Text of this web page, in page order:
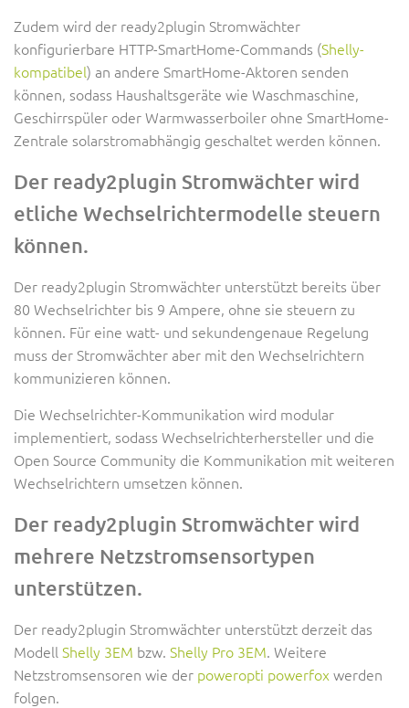
Zudem wird der ready2plugin Stromwächter
konfigurierbare HTTP-SmartHome-Commands (Shelly-
kompatibel) an andere SmartHome-Aktoren senden
können, sodass Haushaltsgeräte wie Waschmaschine,
Geschirrspüler oder Warmwasserboiler ohne SmartHome-
Zentrale solarstromabhängig geschaltet werden können.
Der ready2plugin Stromwächter wird
etliche Wechselrichtermodelle steuern
können.
Der ready2plugin Stromwächter unterstützt bereits über
80 Wechselrichter bis 9 Ampere, ohne sie steuern zu
können. Für eine watt- und sekundengenaue Regelung
muss der Stromwächter aber mit den Wechselrichtern
kommunizieren können.
Die Wechselrichter-Kommunikation wird modular
implementiert, sodass Wechselrichterhersteller und die
Open Source Community die Kommunikation mit weiteren
Wechselrichtern umsetzen können.
Der ready2plugin Stromwächter wird
mehrere Netzstromsensortypen
unterstützen.
Der ready2plugin Stromwächter unterstützt derzeit das
Modell Shelly 3EM bzw. Shelly Pro 3EM. Weitere
Netzstromsensoren wie der poweropti powerfox werden
folgen.